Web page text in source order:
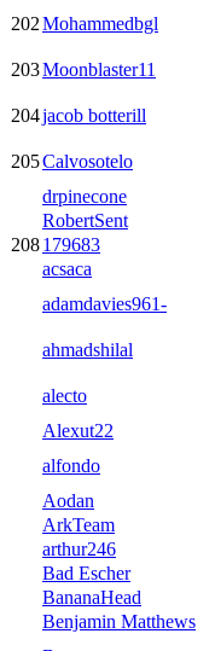
202Mohammedbgl
203Moonblaster11
204jacob botterill
205Calvosotelo
drpinecone
RobertSent
208179683
acsaca
adamdavies961-
ahmadshilal
alecto
Alexut22
alfondo
Aodan
ArkTeam
arthur246
Bad Escher
BananaHead
Benjamin Matthews